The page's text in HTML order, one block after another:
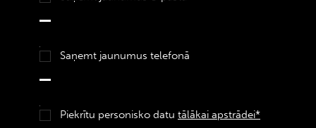
Saņemt jaunumus telefonā
Piekrītu personisko datu tālākai apstrādei*